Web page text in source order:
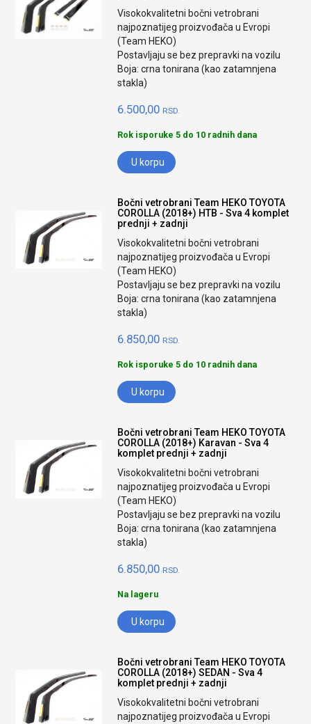
Visokokvalitetni bočni vetrobrani
najpoznatijeg proizvođača u Evropi
(Team HEKO)
Postavljaju se bez prepravki na vozilu
Boja: crna tonirana (kao zatamnjena
stakla)
6.500,00 RSD.
Rok isporuke 5 do 10 radnih dana
U korpu
Bočni vetrobrani Team HEKO TOYOTA
COROLLA (2018+) HTB - Sva 4 komplet
prednji + zadnji
Visokokvalitetni bočni vetrobrani
najpoznatijeg proizvođača u Evropi
(Team HEKO)
Postavljaju se bez prepravki na vozilu
Boja: crna tonirana (kao zatamnjena
stakla)
6.850,00 RSD.
Rok isporuke 5 do 10 radnih dana
U korpu
Bočni vetrobrani Team HEKO TOYOTA
COROLLA (2018+) Karavan - Sva 4
komplet prednji + zadnji
Visokokvalitetni bočni vetrobrani
najpoznatijeg proizvođača u Evropi
(Team HEKO)
Postavljaju se bez prepravki na vozilu
Boja: crna tonirana (kao zatamnjena
stakla)
6.850,00 RSD.
Na lageru
U korpu
Bočni vetrobrani Team HEKO TOYOTA
COROLLA (2018+) SEDAN - Sva 4
komplet prednji + zadnji
Visokokvalitetni bočni vetrobrani
najpoznatijeg proizvođača u Evropi